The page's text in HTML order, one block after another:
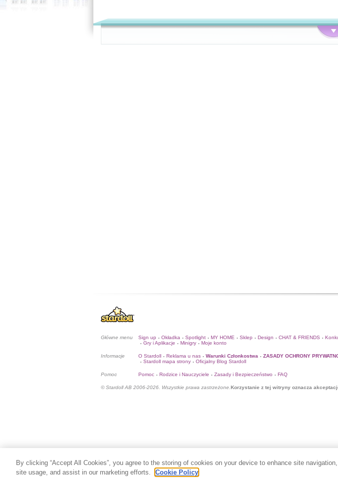
Główne menu Sign up • Okładka • Spotlight • MY HOME • Sklep • Design • CHAT & FRIENDS •
• Gry i Aplikacje • Minigry • Moje konto
Informacje O Stardoll • Reklama u nas • Warunki Członkostwa • ZASADY OCHRONY
• Stardoll mapa strony • Oficjalny Blog Stardoll
Pomoc Pomoc • Rodzice i Nauczyciele • Zasady i Bezpieczeństwo • FAQ
© Stardoll AB 2006-2026. Wszystkie prawa zastrzeżone. Korzystanie z tej witryny oznacza
By clicking “Accept All Cookies”, you agree to the storing of cookies on your device to enhance site
site usage, and assist in our marketing efforts.
Cookie Policy